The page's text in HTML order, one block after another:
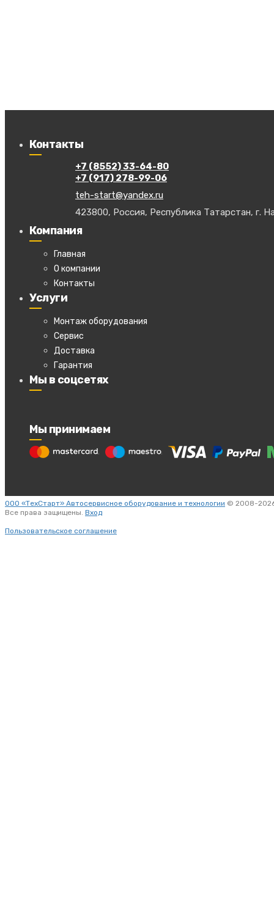
Контакты
+7 (8552) 33-64-80
+7 (917) 278-99-06
teh-start@yandex.ru
423800, Россия, Республика Татарстан, г.
Компания
Главная
О компании
Контакты
Услуги
Монтаж оборудования
Сервис
Доставка
Гарантия
Мы в соцсетях
Мы принимаем
ООО «ТехСтарт» Автосервисное оборудование и технологии © 2008-
Все права защищены. Вход
Пользовательское соглашение